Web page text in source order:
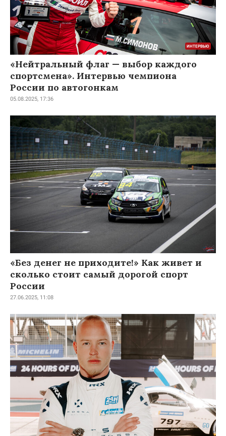
«Нейтральный флаг — выбор каждого
спортсмена». Интервью чемпиона
России по автогонкам
05.08.2025, 17:36
«Без денег не приходите!» Как живет и
сколько стоит самый дорогой спорт
России
27.06.2025, 11:08